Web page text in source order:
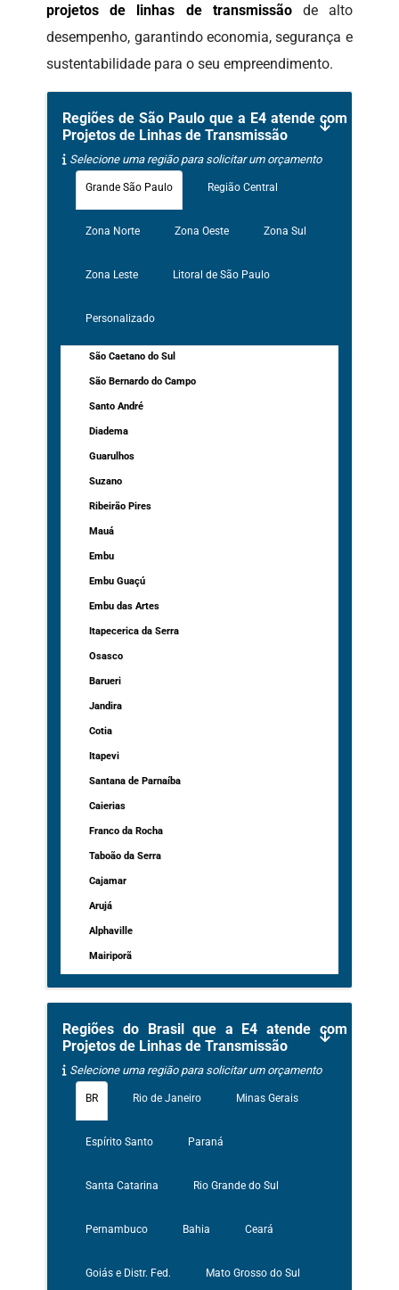
projetos de linhas de transmissãode alto
desempenho, garantindo economia, segurança e
sustentabilidade para o seu empreendimento.
Regiões de São Paulo que a E4 atende com
Projetos de Linhas de Transmissão
Selecione uma região para solicitar um orçamento
Grande São Paulo Região Central
Zona Norte Zona Oeste Zona Sul
Zona Leste Litoral de São Paulo
Personalizado
São Caetano do Sul
São Bernardo do Campo
Santo André
Diadema
Guarulhos
Suzano
Ribeirão Pires
Mauá
Embu
Embu Guaçú
Embu das Artes
Itapecerica da Serra
Osasco
Barueri
Jandira
Cotia
Itapevi
Santana de Parnaíba
Caierias
Franco da Rocha
Taboão da Serra
Cajamar
Arujá
Alphaville
Mairiporã
Regiões do Brasil que a E4 atende com
Projetos de Linhas de Transmissão
Selecione uma região para solicitar um orçamento
BR Rio de Janeiro Minas Gerais
Espírito Santo Paraná
Santa Catarina Rio Grande do Sul
Pernambuco Bahia Ceará
Goiás e Distr. Fed. Mato Grosso do Sul